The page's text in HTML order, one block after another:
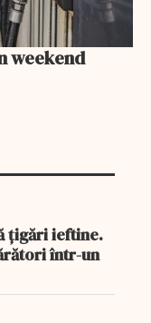
weekend
țigări ieftine.
într-un